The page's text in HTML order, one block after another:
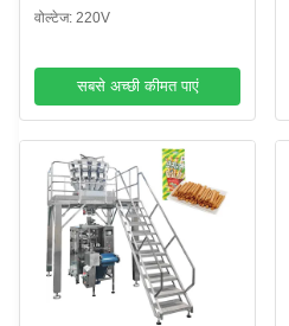
वोल्टेज: 220V
सबसे अच्छी कीमत पाएं